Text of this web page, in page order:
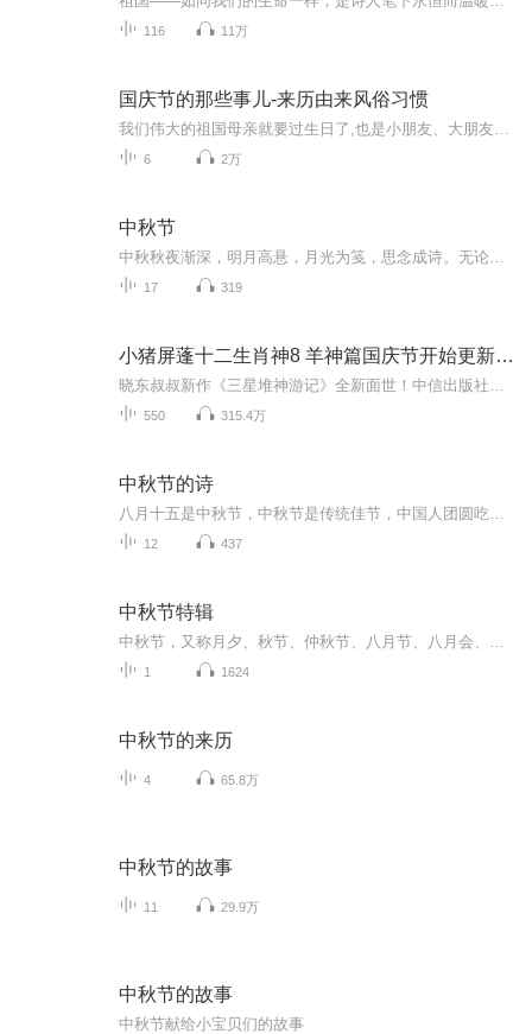
116 11万
国庆节的那些事儿-来历由来风俗习惯
6 2万
中秋节
17 319
小猪屏蓬十二生肖神8 羊神篇国庆节开始更新啦！
550 315.4万
中秋节的诗
12 437
中秋节特辑
1 1624
中秋节的来历
4 65.8万
中秋节的故事
11 29.9万
中秋节的故事
中秋节献给小宝贝们的故事